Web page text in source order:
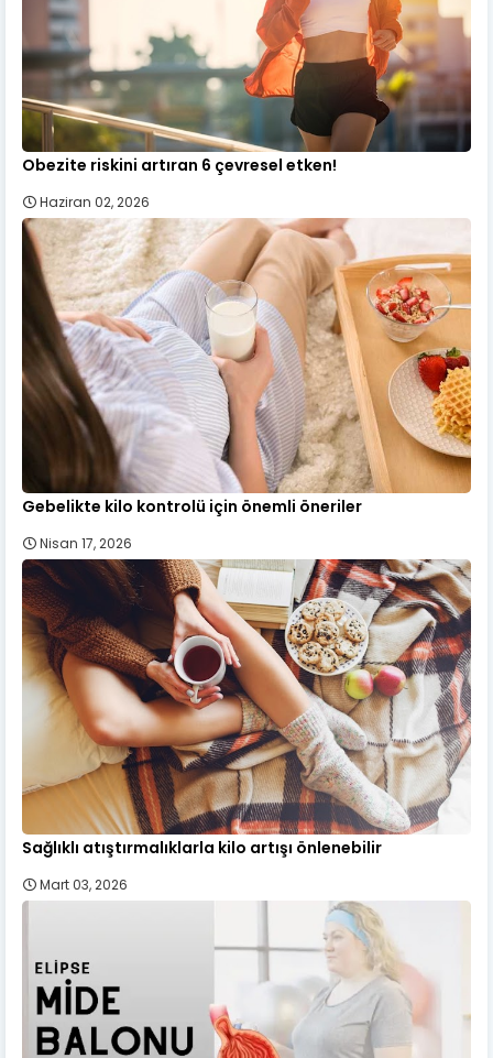
Obezite riskini artıran 6 çevresel etken!
Haziran 02, 2026
Gebelikte kilo kontrolü için önemli öneriler
Nisan 17, 2026
Sağlıklı atıştırmalıklarla kilo artışı önlenebilir
Mart 03, 2026